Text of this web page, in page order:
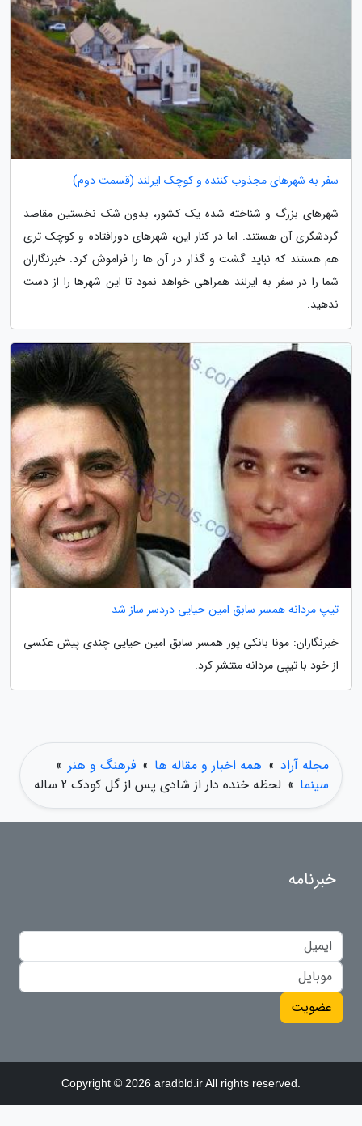
سفر به شهرهای مجذوب کننده و کوچک ایرلند (قسمت دوم)
شهرهای بزرگ و شناخته شده یک کشور، بدون شک نخستین مقاصد
گردشگری آن هستند. اما در کنار این، شهرهای دورافتاده و کوچک تری
هم هستند که نباید گشت و گذار در آن ها را فراموش کرد. خبرنگاران
شما را در سفر به ایرلند همراهی خواهد نمود تا این شهرها را از دست
ندهید.
تیپ مردانه همسر سابق امین حیایی دردسر ساز شد
خبرنگاران: مونا بانکی پور همسر سابق امین حیایی چندی پیش عکسی
از خود با تیپی مردانه منتشر کرد.
مجله آراد » همه اخبار و مقاله ها » فرهنگ و هنر »
سینما » لحظه خنده دار از شادی پس از گل کودک 2 ساله
خبرنامه
عضویت
Copyright © 2026 aradbld.ir All rights reserved.